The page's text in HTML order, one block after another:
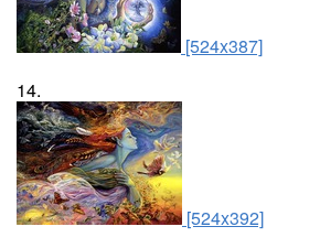
[524x387]
14.
[524x392]